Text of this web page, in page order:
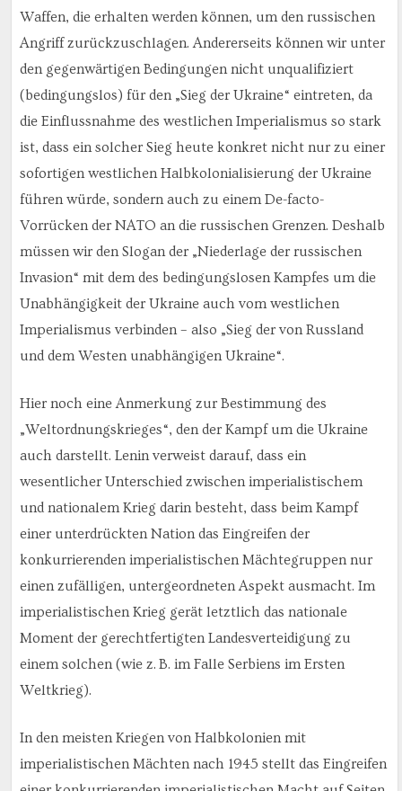
Waffen, die erhalten werden können, um den russischen
Angriff zurückzuschlagen. Andererseits können wir unter
den gegenwärtigen Bedingungen nicht unqualifiziert
(bedingungslos) für den „Sieg der Ukraine“ eintreten, da
die Einflussnahme des westlichen Imperialismus so stark
ist, dass ein solcher Sieg heute konkret nicht nur zu einer
sofortigen westlichen Halbkolonialisierung der Ukraine
führen würde, sondern auch zu einem De-facto-
Vorrücken der NATO an die russischen Grenzen. Deshalb
müssen wir den Slogan der „Niederlage der russischen
Invasion“ mit dem des bedingungslosen Kampfes um die
Unabhängigkeit der Ukraine auch vom westlichen
Imperialismus verbinden – also „Sieg der von Russland
und dem Westen unabhängigen Ukraine“.
Hier noch eine Anmerkung zur Bestimmung des
„Weltordnungskrieges“, den der Kampf um die Ukraine
auch darstellt. Lenin verweist darauf, dass ein
wesentlicher Unterschied zwischen imperialistischem
und nationalem Krieg darin besteht, dass beim Kampf
einer unterdrückten Nation das Eingreifen der
konkurrierenden imperialistischen Mächtegruppen nur
einen zufälligen, untergeordneten Aspekt ausmacht. Im
imperialistischen Krieg gerät letztlich das nationale
Moment der gerechtfertigten Landesverteidigung zu
einem solchen (wie z. B. im Falle Serbiens im Ersten
Weltkrieg).
In den meisten Kriegen von Halbkolonien mit
imperialistischen Mächten nach 1945 stellt das Eingreifen